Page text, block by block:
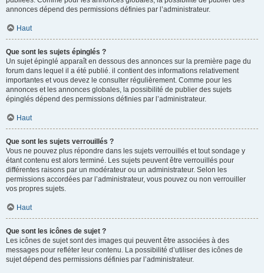
annonces dépend des permissions définies par l’administrateur.
Haut
Que sont les sujets épinglés ?
Un sujet épinglé apparaît en dessous des annonces sur la première page du
forum dans lequel il a été publié. il contient des informations relativement
importantes et vous devez le consulter régulièrement. Comme pour les
annonces et les annonces globales, la possibilité de publier des sujets
épinglés dépend des permissions définies par l’administrateur.
Haut
Que sont les sujets verrouillés ?
Vous ne pouvez plus répondre dans les sujets verrouillés et tout sondage y
étant contenu est alors terminé. Les sujets peuvent être verrouillés pour
différentes raisons par un modérateur ou un administrateur. Selon les
permissions accordées par l’administrateur, vous pouvez ou non verrouiller
vos propres sujets.
Haut
Que sont les icônes de sujet ?
Les icônes de sujet sont des images qui peuvent être associées à des
messages pour refléter leur contenu. La possibilité d’utiliser des icônes de
sujet dépend des permissions définies par l’administrateur.